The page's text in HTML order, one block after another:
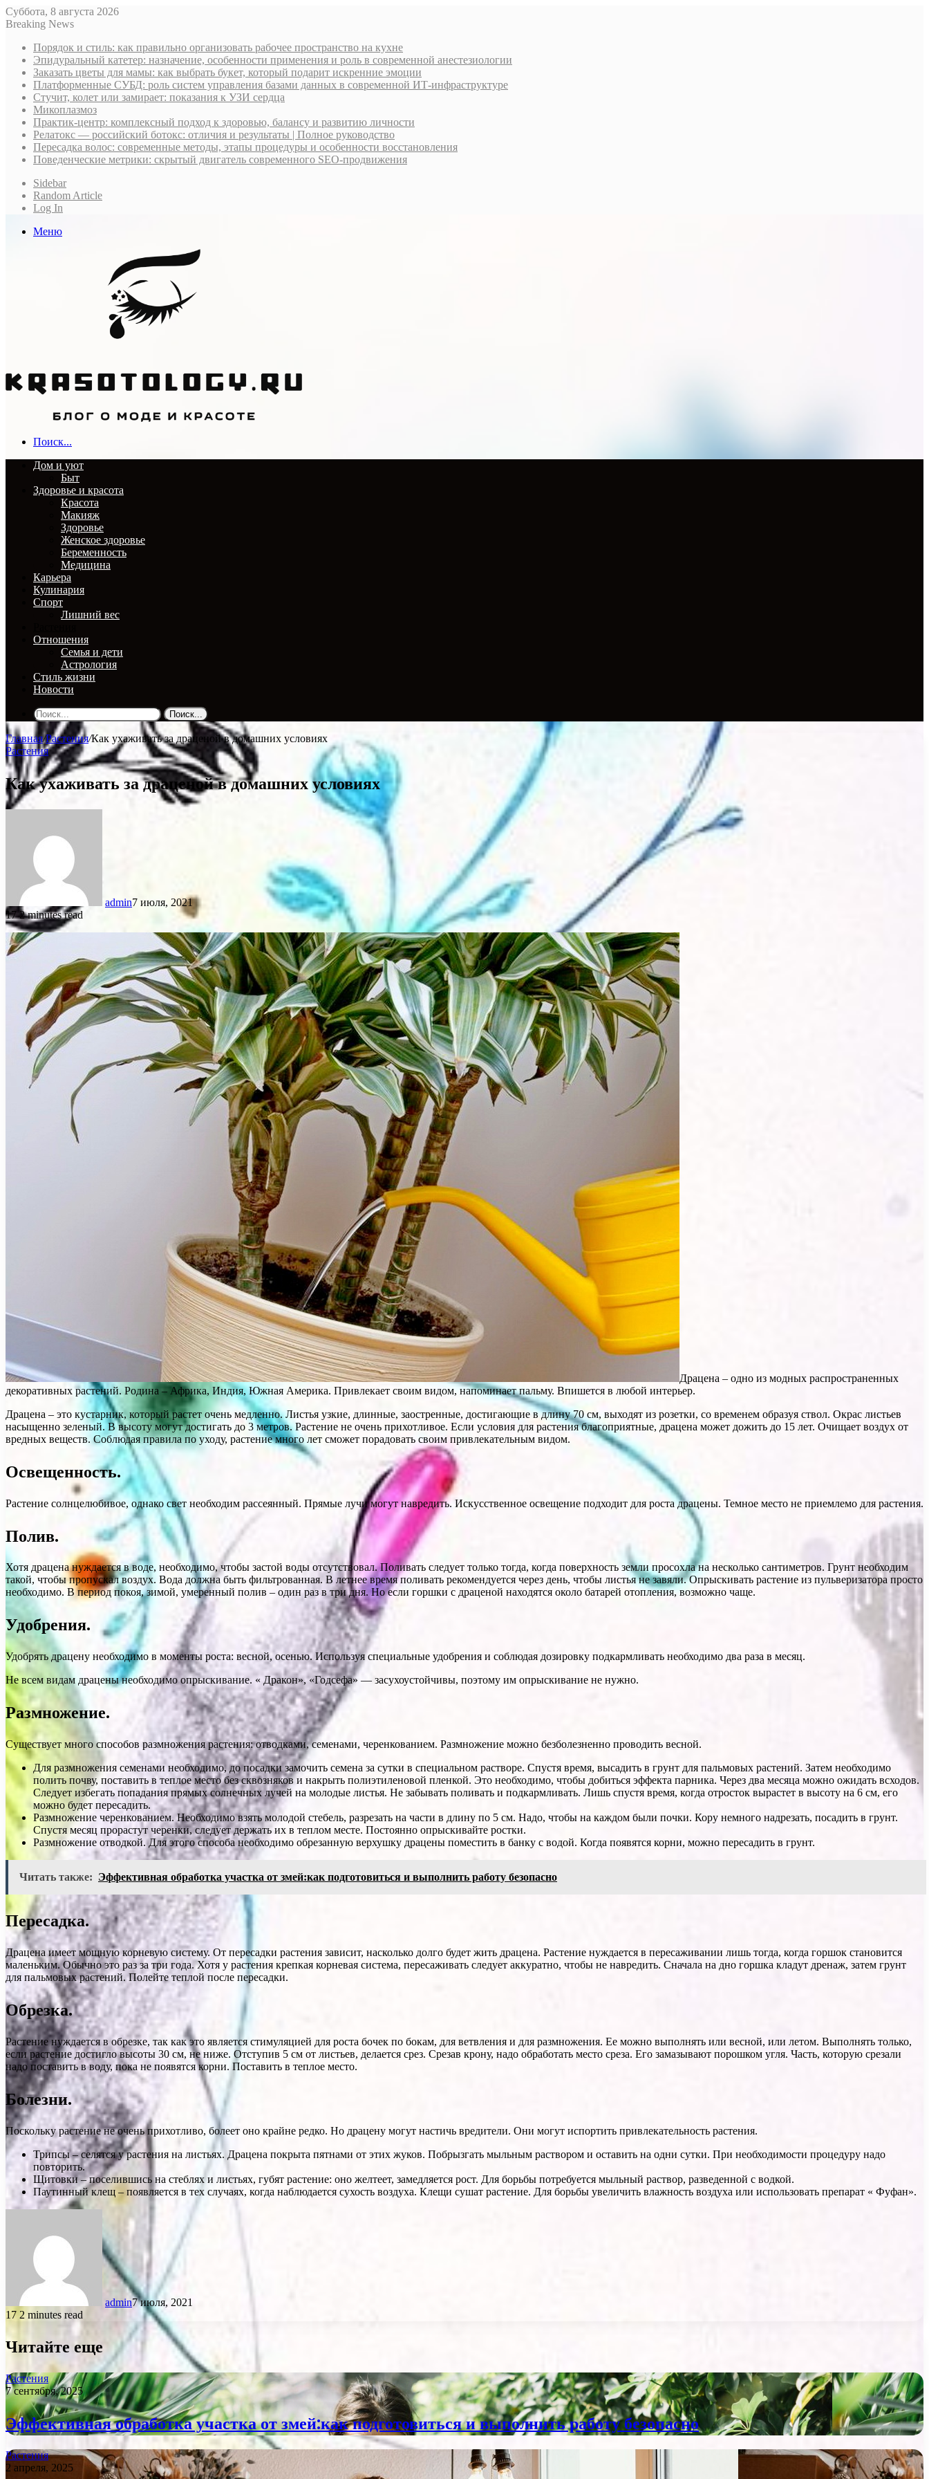
Суббота, 8 августа 2026
Breaking News
Порядок и стиль: как правильно организовать рабочее пространство на кухне
Эпидуральный катетер: назначение, особенности применения и роль в современной анестезиологии
Заказать цветы для мамы: как выбрать букет, который подарит искренние эмоции
Платформенные СУБД: роль систем управления базами данных в современной ИТ-инфраструктуре
Стучит, колет или замирает: показания к УЗИ сердца
Микоплазмоз
Практик-центр: комплексный подход к здоровью, балансу и развитию личности
Релатокс — российский ботокс: отличия и результаты | Полное руководство
Пересадка волос: современные методы, этапы процедуры и особенности восстановления
Поведенческие метрики: скрытый двигатель современного SEO-продвижения
Sidebar
Random Article
Log In
Меню
Поиск...
Дом и уют
Быт
Здоровье и красота
Красота
Макияж
Здоровье
Женское здоровье
Беременность
Медицина
Карьера
Кулинария
Спорт
Лишний вес
Отношения
Семья и дети
Астрология
Стиль жизни
Новости
Поиск...
Главная/Растения/Как ухаживать за драценой в домашних условиях
Растения
Как ухаживать за драценой в домашних условиях
admin7 июля, 2021
172 minutes read
Драцена – одно из модных распространенных
декоративных растений. Родина – Африка, Индия, Южная Америка. Привлекает своим видом, напоминает пальму. Впишется в любой интерьер.
Драцена – это кустарник, который растет очень медленно. Листья узкие, длинные, заостренные, достигающие в длину 70 см, выходят из розетки, со временем образуя ствол. Окрас листьев
насыщенно зеленый. В высоту могут достигать до 3 метров. Растение не очень прихотливое. Если условия для растения благоприятные, драцена может дожить до 15 лет. Очищает воздух от
вредных веществ. Соблюдая правила по уходу, растение много лет сможет порадовать своим привлекательным видом.
Освещенность.
Растение солнцелюбивое, однако свет необходим рассеянный. Прямые лучи могут навредить. Искусственное освещение подходит для роста драцены. Темное место не приемлемо для растения.
Полив.
Хотя драцена нуждается в воде, необходимо, чтобы застой воды отсутствовал. Поливать следует только тогда, когда поверхность земли просохла на несколько сантиметров. Грунт необходим
такой, чтобы пропускал воздух. Вода должна быть фильтрованная. В летнее время поливать рекомендуется через день, чтобы листья не завяли. Опрыскивать растение из пульверизатора просто
необходимо. В период покоя, зимой, умеренный полив – один раз в три дня. Но если горшки с драценой находятся около батарей отопления, возможно чаще.
Удобрения.
Удобрять драцену необходимо в моменты роста: весной, осенью. Используя специальные удобрения и соблюдая дозировку подкармливать необходимо два раза в месяц.
Не всем видам драцены необходимо опрыскивание. « Дракон», «Годсефа» — засухоустойчивы, поэтому им опрыскивание не нужно.
Размножение.
Существует много способов размножения растения: отводками, семенами, черенкованием. Размножение можно безболезненно проводить весной.
Для размножения семенами необходимо, до посадки замочить семена за сутки в специальном растворе. Спустя время, высадить в грунт для пальмовых растений. Затем необходимо
полить почву, поставить в теплое место без сквозняков и накрыть полиэтиленовой пленкой. Это необходимо, чтобы добиться эффекта парника. Через два месяца можно ожидать всходов.
Следует избегать попадания прямых солнечных лучей на молодые листья. Не забывать поливать и подкармливать. Лишь спустя время, когда отросток вырастет в высоту на 6 см, его
можно будет пересадить.
Размножение черенкованием. Необходимо взять молодой стебель, разрезать на части в длину по 5 см. Надо, чтобы на каждом были почки. Кору немного надрезать, посадить в грунт.
Спустя месяц прорастут черенки, следует держать их в теплом месте. Постоянно опрыскивайте ростки.
Размножение отводкой. Для этого способа необходимо обрезанную верхушку драцены поместить в банку с водой. Когда появятся корни, можно пересадить в грунт.
Читать также: Эффективная обработка участка от змей:как подготовиться и выполнить работу безопасно
Пересадка.
Драцена имеет мощную корневую систему. От пересадки растения зависит, насколько долго будет жить драцена. Растение нуждается в пересаживании лишь тогда, когда горшок становится
маленьким. Обычно это раз за три года. Хотя у растения крепкая корневая система, пересаживать следует аккуратно, чтобы не навредить. Сначала на дно горшка кладут дренаж, затем грунт
для пальмовых растений. Полейте теплой после пересадки.
Обрезка.
Растение нуждается в обрезке, так как это является стимуляцией для роста бочек по бокам, для ветвления и для размножения. Ее можно выполнять или весной, или летом. Выполнять только,
если растение достигло высоты 30 см, не ниже. Отступив 5 см от листьев, делается срез. Срезав крону, надо обработать место среза. Его замазывают порошком угля. Часть, которую срезали
надо поставить в воду, пока не появятся корни. Поставить в теплое место.
Болезни.
Поскольку растение не очень прихотливо, болеет оно крайне редко. Но драцену могут настичь вредители. Они могут испортить привлекательность растения.
Трипсы – селятся у растения на листьях. Драцена покрыта пятнами от этих жуков. Побрызгать мыльным раствором и оставить на одни сутки. При необходимости процедуру надо
повторить.
Щитовки – поселившись на стеблях и листьях, губят растение: оно желтеет, замедляется рост. Для борьбы потребуется мыльный раствор, разведенной с водкой.
Паутинный клещ – появляется в тех случаях, когда наблюдается сухость воздуха. Клещи сушат растение. Для борьбы увеличить влажность воздуха или использовать препарат « Фуфан».
admin7 июля, 2021
17 2 minutes read
Читайте еще
Растения
7 сентября, 2025
Эффективная обработка участка от змей:как подготовиться и выполнить работу безопасно
Растения
2 апреля, 2025